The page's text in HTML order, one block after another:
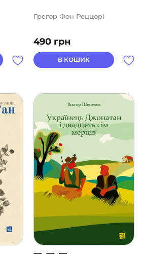
490 грн
Грегор Фон Реццорі
В КОШИК